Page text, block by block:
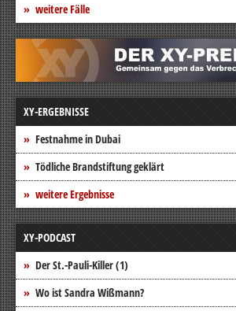
weitere Fälle
XY-ERGEBNISSE
Festnahme in Dubai
Tödliche Brandstiftung geklärt
weitere Ergebnisse
XY-PODCAST
Der St.-Pauli-Killer (1)
Wo ist Sandra Wißmann?